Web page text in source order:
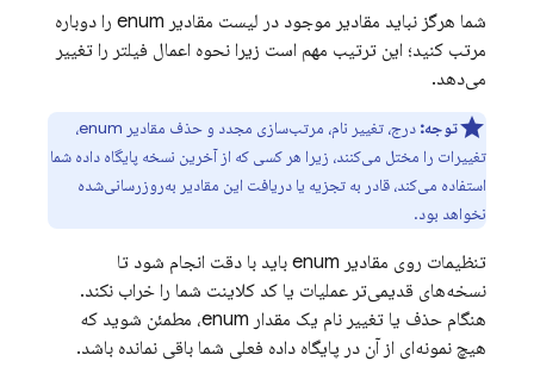
شما هرگز نباید مقادیر موجود در لیست مقادیر enum را دوباره
مرتب کنید؛ این ترتیب مهم است زیرا نحوه اعمال فیلتر را تغییر
می‌دهد.
توجه:
درج، تغییر نام، مرتب‌سازی مجدد و حذف مقادیر enum،
تغییرات را مختل می‌کنند، زیرا هر کسی که از آخرین نسخه پایگاه داده شما
استفاده می‌کند، قادر به تجزیه یا دریافت این مقادیر به‌روزرسانی‌شده
نخواهد بود.
تنظیمات روی مقادیر enum باید با دقت انجام شود تا
نسخه‌های قدیمی‌تر عملیات یا کد کلاینت شما را خراب نکند.
هنگام حذف یا تغییر نام یک مقدار enum، مطمئن شوید که
هیچ نمونه‌ای از آن در پایگاه داده فعلی شما باقی نمانده باشد.